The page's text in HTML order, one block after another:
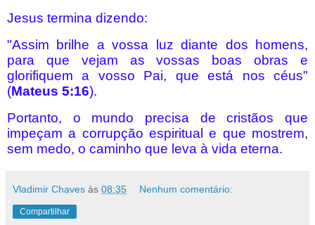
Jesus termina dizendo:
"Assim brilhe a vossa luz diante dos homens,
para que vejam as vossas boas obras e
glorifiquem a vosso Pai, que está nos céus"
(Mateus 5:16).
Portanto, o mundo precisa de cristãos que
impeçam a corrupção espiritual e que mostrem,
sem medo, o caminho que leva à vida eterna.
Vladimir Chaves às 08:35 Nenhum comentário:
Compartilhar